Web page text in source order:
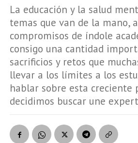
La educación y la salud
temas que van de la mano,
compromisos de índole
consigo una cantidad
sacrificios y retos que
llevar a los límites a los
hablar sobre esta creciente
decidimos buscar une